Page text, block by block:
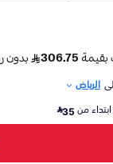
الرياض
من35